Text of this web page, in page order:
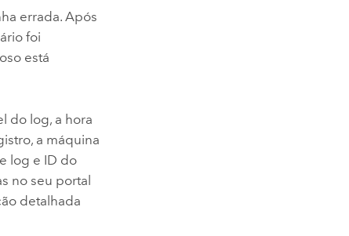
errada. Após
foi
está
do log, a hora
a máquina
log e ID do
no seu portal
detalhada